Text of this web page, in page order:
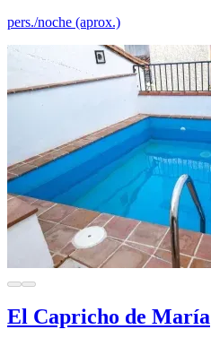
pers./noche (aprox.)
El Capricho de María